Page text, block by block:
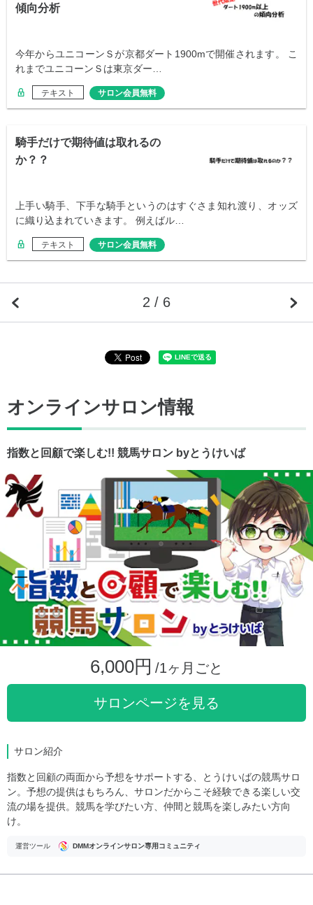
傾向分析
今年からユニコーンＳが京都ダート1900mで開催されます。 こ
れまでユニコーンＳは東京ダー…
テキスト サロン会員無料
騎手だけで期待値は取れるの
か？？
上手い騎手、下手な騎手というのはすぐさま知れ渡り、オッズ
に織り込まれていきます。 例えばル…
テキスト サロン会員無料
2 / 6
オンラインサロン情報
指数と回顧で楽しむ!! 競馬サロン byとうけいば
6,000円 /1ヶ月ごと
サロンページを見る
サロン紹介
指数と回顧の両面から予想をサポートする、とうけいばの競馬サロ
ン。予想の提供はもちろん、サロンだからこそ経験できる楽しい交
流の場を提供。競馬を学びたい方、仲間と競馬を楽しみたい方向
け。
運営ツール DMMオンラインサロン専用コミュニティ